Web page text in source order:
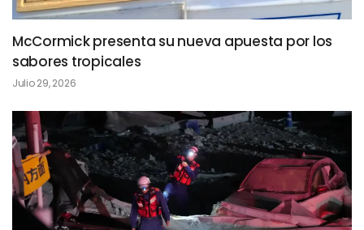
McCormick presenta su nueva apuesta por los
sabores tropicales
Julio 29, 2026